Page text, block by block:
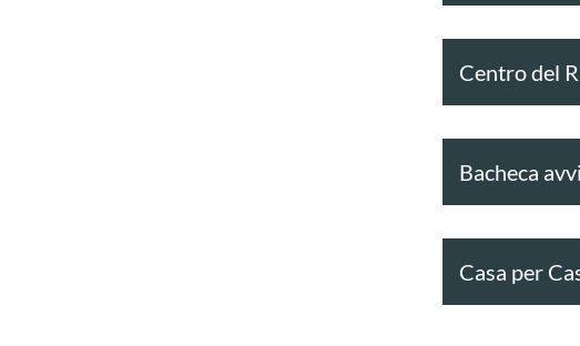
Centro del
Bacheca
Casa per